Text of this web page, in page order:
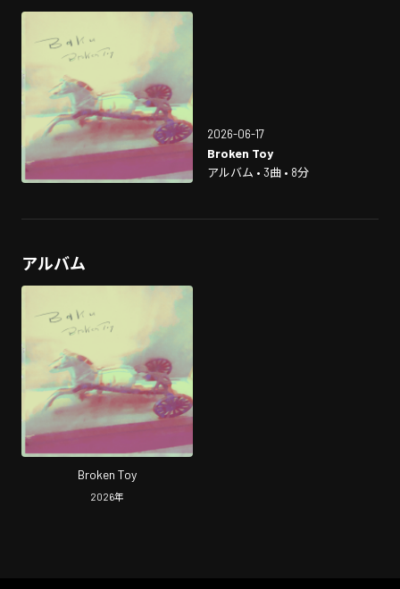
2026-06-17
Broken Toy
アルバム • 3曲 • 8分
アルバム
Broken Toy
2026年